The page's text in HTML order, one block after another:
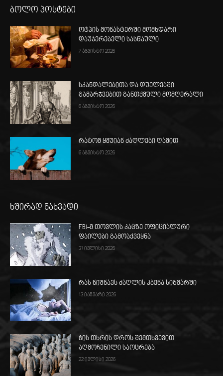
ბოლო პოსტები
ოტპის მონასტერში მომხდარი
დაუჯერებელი სასწაული
7 აგვისტო 2026
სკანდალებითა და დუელებში
გამარჯვებით განთქმული მომღერალი
6 აგვისტო 2026
რატომ ყმუიან ძაღლები ღამით
6 აგვისტო 2026
ხშირად ნახვადი
FBI-მ თოვლის კაცზე ოფიციალური
ფაილები გამოაქვეყნა
31 ივლისი 2026
რას ნიშნავს ძაღლის კბენა სიზმარში
13 იანვარი 2026
ჭის თხრის დროს შემთხვევით
აღმოჩენილი საოცრება
22 ივლისი 2026